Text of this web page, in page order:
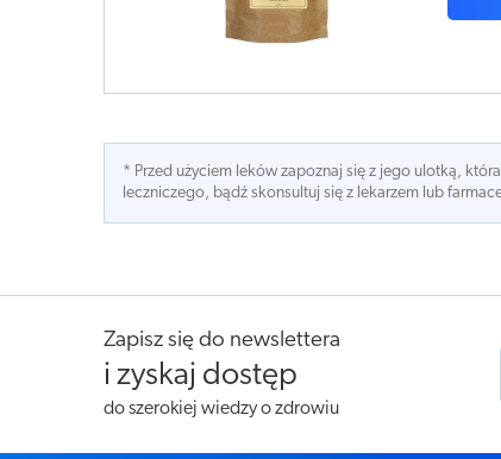
* Przed użyciem leków zapoznaj się z jego ulotką,
leczniczego, bądź skonsultuj się z lekarzem lub
Zapisz się do newslettera
i zyskaj dostęp
do szerokiej wiedzy o zdrowiu